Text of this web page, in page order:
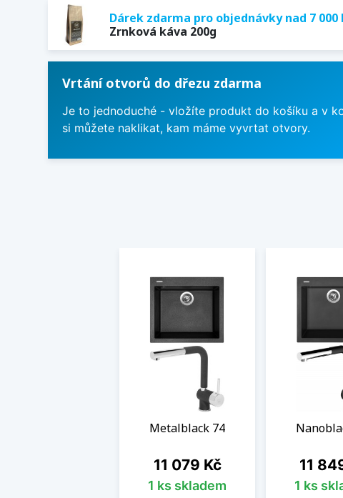
Dárek zdarma pro objednávky nad 7 000
Zrnková káva 200g
Vrtání otvorů do dřezu zdarma
Je to jednoduché - vložíte produkt do košíku a v
si můžete naklikat, kam máme vyvrtat otvory.
Metalblack 74
Cena
11 079 Kč
1 ks skladem
Cena
11
1 ks